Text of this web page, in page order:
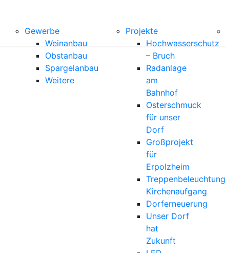
Gewerbe
Weinanbau
Obstanbau
Spargelanbau
Weitere
Projekte
Hochwasserschutz
– Bruch
Radanlage
am
Bahnhof
Osterschmuck
für unser
Dorf
Großprojekt
für
Erpolzheim
Treppenbeleuchtung
Kirchenaufgang
Dorferneuerung
Unser Dorf
hat
Zukunft